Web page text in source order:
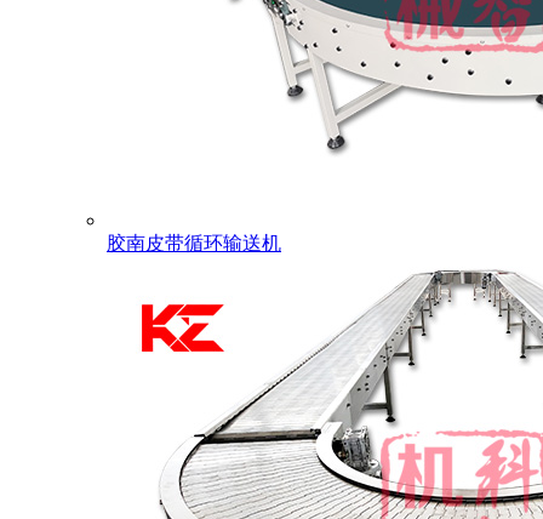
胶南皮带循环输送机